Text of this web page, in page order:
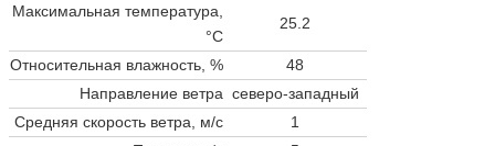
Максимальная температура,
°C
25.2
Относительная влажность, %
48
Направление ветра северо-западный
Средняя скорость ветра, м/с
1